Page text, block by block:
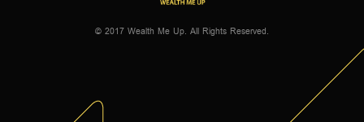
© 2017 Wealth Me Up. All Rights Reserved.